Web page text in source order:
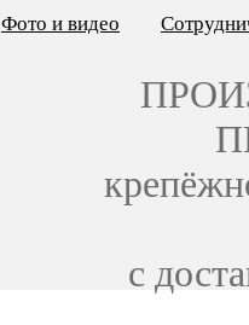
Фото и видео
с